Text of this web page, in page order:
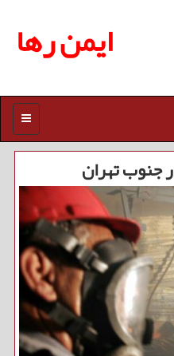
ایمن رها
منو
جنوب تهران